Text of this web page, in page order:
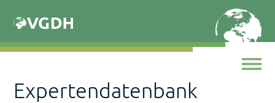
content
Expertendatenbank